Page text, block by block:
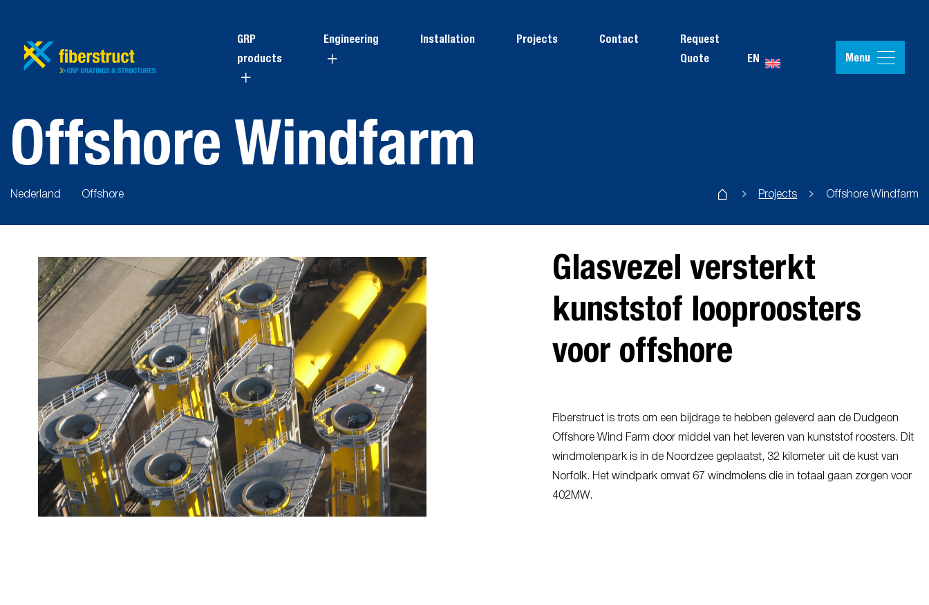
GRP
products
Engineering Installation Projects Contact
Request
Quote
EN Menu
Offshore Windfarm
Nederland Offshore Projects Offshore Windfarm
Glasvezel versterkt
kunststof looproosters
voor offshore
Fiberstruct is trots om een bijdrage te hebben geleverd aan de Dudgeon
Offshore Wind Farm door middel van het leveren van kunststof roosters. Dit
windmolenpark is in de Noordzee geplaatst, 32 kilometer uit de kust van
Norfolk. Het windpark omvat 67 windmolens die in totaal gaan zorgen voor
402MW.